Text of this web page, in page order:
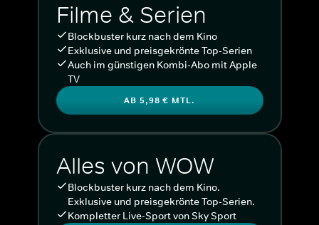
Filme & Serien
Blockbuster kurz nach dem Kino
Exklusive und preisgekrönte Top-Serien
Auch im günstigen Kombi-Abo mit Apple
TV
AB 5,98 € MTL.
Alles von WOW
Blockbuster kurz nach dem Kino.
Exklusive und preisgekrönte Top-Serien.
Kompletter Live-Sport von Sky Sport